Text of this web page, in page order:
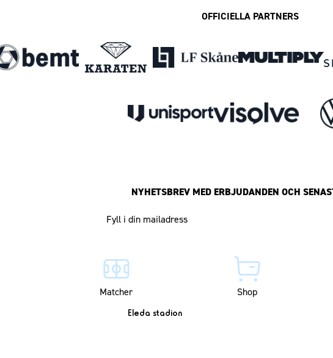
OFFICIELLA PARTNERS
NYHETSBREV MED ERBJUDANDEN OCH
Matcher Shop
Eleda stadion